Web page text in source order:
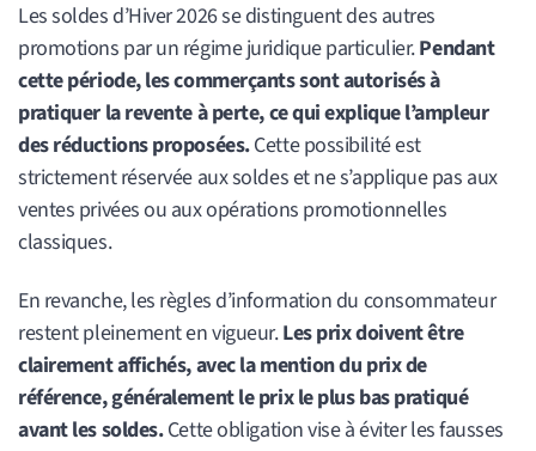
Les soldes d’Hiver 2026 se distinguent des autres
promotions par un régime juridique particulier.Pendant
cette période, les commerçants sont autorisés à
pratiquer la revente à perte, ce qui explique l’ampleur
des réductions proposées.Cette possibilité est
strictement réservée aux soldes et ne s’applique pas aux
ventes privées ou aux opérations promotionnelles
classiques.
En revanche, les règles d’information du consommateur
restent pleinement en vigueur.Les prix doivent être
clairement affichés, avec la mention du prix de
référence, généralement le prix le plus bas pratiqué
avant les soldes.Cette obligation vise à éviter les fausses